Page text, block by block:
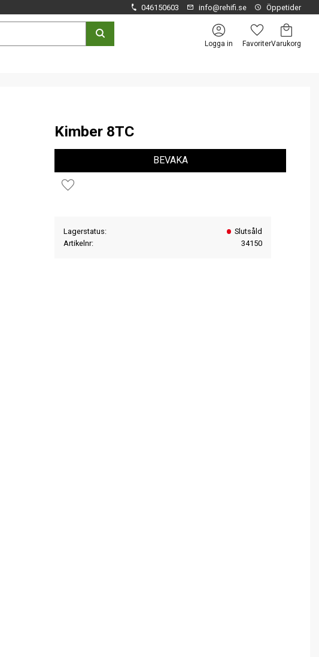
046150603 info@rehifi.se Öppetider
Logga in
Favoriter
Kundvagn
Kimber 8TC
Lägg till i favoriter
BEVAKA
Lagerstatus
Slutsåld
Artikelnr
34150